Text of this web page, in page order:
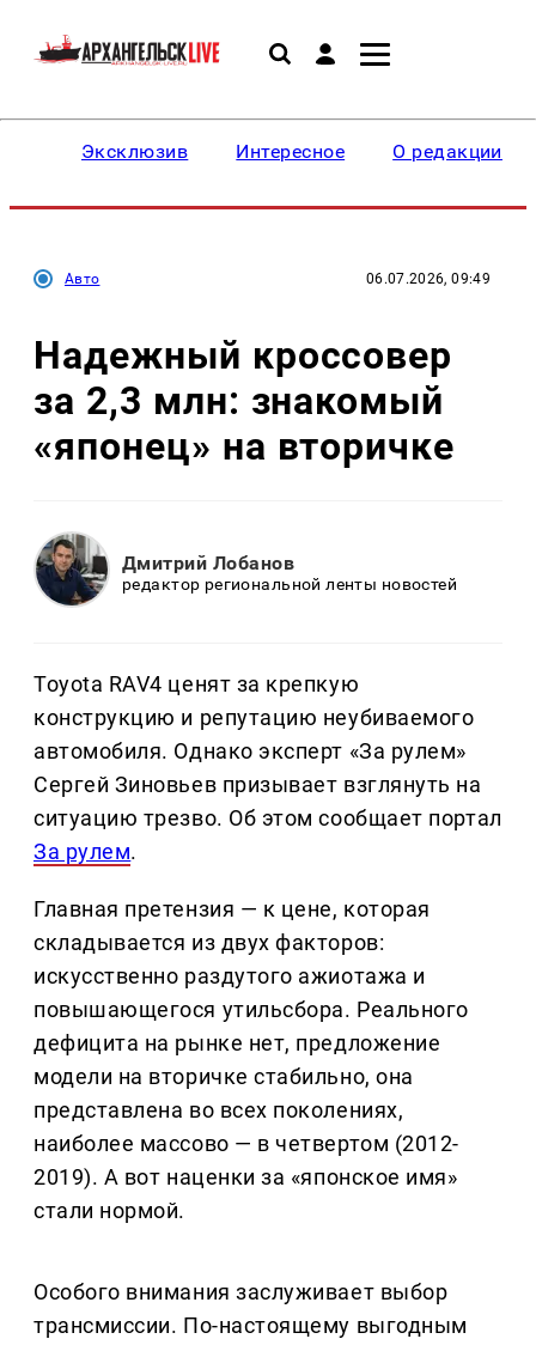
Эксклюзив Интересное О редакции
Авто 06.07.2026, 09:49
Надежный кроссовер
за 2,3 млн: знакомый
«японец» на вторичке
Дмитрий Лобанов
редактор региональной ленты новостей
Toyota RAV4 ценят за крепкую
конструкцию и репутацию неубиваемого
автомобиля. Однако эксперт «За рулем»
Сергей Зиновьев призывает взглянуть на
ситуацию трезво. Об этом сообщает портал
За рулем.
Главная претензия — к цене, которая
складывается из двух факторов:
искусственно раздутого ажиотажа и
повышающегося утильсбора. Реального
дефицита на рынке нет, предложение
модели на вторичке стабильно, она
представлена во всех поколениях,
наиболее массово — в четвертом (2012-
2019). А вот наценки за «японское имя»
стали нормой.
Особого внимания заслуживает выбор
трансмиссии. По-настоящему выгодным